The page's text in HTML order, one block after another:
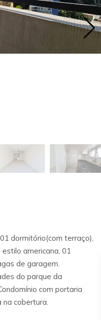
dormitório(com terraço),
americana, 01
de garagem.
do parque da
com portaria
na cobertura.